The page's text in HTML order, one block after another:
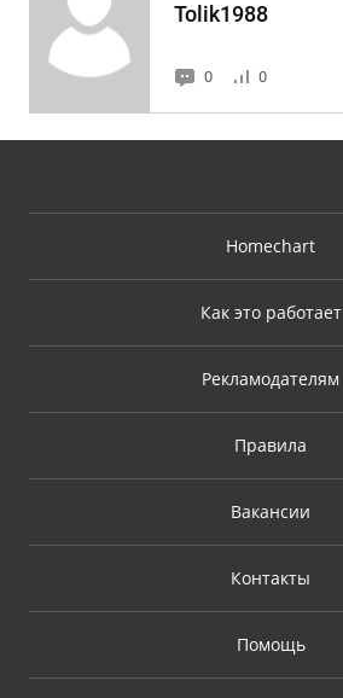
Tolik1988
0 0
Homechart
Как это работает
Рекламодателям
Правила
Вакансии
Контакты
Помощь